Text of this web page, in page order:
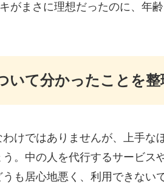
がまさに理想だったのに、年
いて分かったことを整
けではありませんが、上手な
。中の人を代行するサービス
も居心地悪く、利用できな